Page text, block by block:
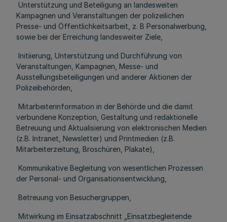
Unterstützung und Beteiligung an landesweiten
Kampagnen und Veranstaltungen der polizeilichen
Presse- und Öffentlichkeitsarbeit, z. B Personalwerbung,
sowie bei der Erreichung landesweiter Ziele,
Initiierung, Unterstützung und Durchführung von
Veranstaltungen, Kampagnen, Messe- und
Ausstellungsbeteiligungen und anderer Aktionen der
Polizeibehörden,
Mitarbeiterinformation in der Behörde und die damit
verbundene Konzeption, Gestaltung und redaktionelle
Betreuung und Aktualisierung von elektronischen Medien
(z.B. Intranet, Newsletter) und Printmedien (z.B.
Mitarbeiterzeitung, Broschüren, Plakate),
Kommunikative Begleitung von wesentlichen Prozessen
der Personal- und Organisationsentwicklung,
Betreuung von Besuchergruppen,
Mitwirkung im Einsatzabschnitt „Einsatzbegleitende